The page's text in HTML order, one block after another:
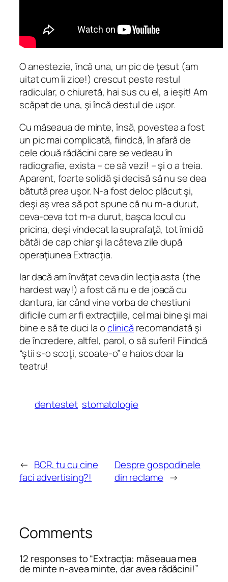
O anestezie, încă una, un pic de ţesut (am
uitat cum îi zice!) crescut peste restul
radicular, o chiuretă, hai sus cu el, a ieşit! Am
scăpat de una, şi încă destul de uşor.
Cu măseaua de minte, însă, povestea a fost
un pic mai complicată, fiindcă, în afară de
cele două rădăcini care se vedeau în
radiografie, exista – ce să vezi! – şi o a treia.
Aparent, foarte solidă şi decisă să nu se dea
bătută prea uşor. N-a fost deloc plăcut şi,
deşi aş vrea să pot spune că nu m-a durut,
ceva-ceva tot m-a durut, başca locul cu
pricina, deşi vindecat la suprafaţă, tot îmi dă
bătăi de cap chiar şi la câteva zile după
operaţiunea Extracţia.
Iar dacă am învăţat ceva din lecţia asta (the
hardest way!) a fost că nu e de joacă cu
dantura, iar când vine vorba de chestiuni
dificile cum ar fi extracţiile, cel mai bine şi mai
bine e să te duci la oclinică recomandată şi
de încredere, altfel, parol, o să suferi! Fiindcă
“ştii s-o scoţi, scoate-o” e haios doar la
teatru!
dentestet stomatologie
← BCR, tu cu cine
faci advertising?!
Despre gospodinele
din reclame →
Comments
12 responses to “Extracţia: măseaua mea
de minte n-avea minte, dar avea rădăcini!”